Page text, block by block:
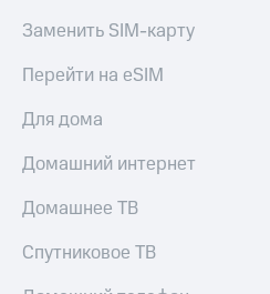
Заменить SIM-карту
Перейти на eSIM
Для дома
Домашний интернет
Домашнее ТВ
Спутниковое ТВ